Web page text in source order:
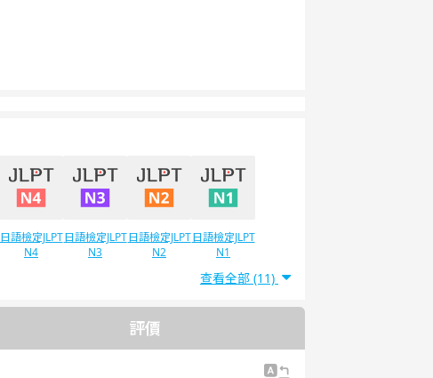
日語檢定JLPT
N4
日語檢定JLPT
N3
日語檢定JLPT
N2
日語檢定JLPT
N1
查看全部 (11)
評價